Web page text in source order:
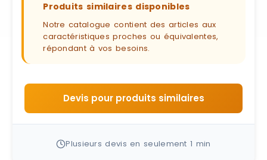
Produits similaires disponibles
Notre catalogue contient des articles aux
caractéristiques proches ou équivalentes,
répondant à vos besoins.
Devis pour produits similaires
Plusieurs devis en seulement 1 min